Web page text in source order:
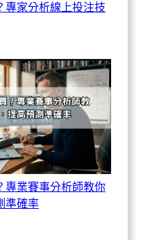
專家分析線上投注技
專業賽事分析師教你
準確率